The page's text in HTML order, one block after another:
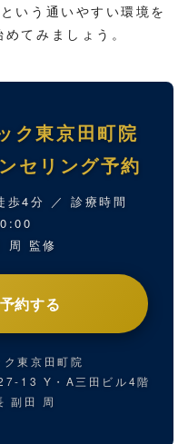
いう通いやすい環境を
てみましょう。
ク東京田町院
セリング予約
歩4分 ／ 診療時間
周 監修
約する
東京田町院
13 Y・A三田ビル4階
副田 周